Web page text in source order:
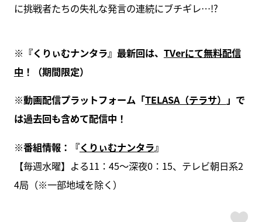
に挑戦者たちの失礼な発言の連続にブチギレ…!?
※ 『くりぃむナンタラ』最新回は、 TVerにて無料配信
中 ！（期間限定）
※動画配信プラットフォーム「TELASA（テラサ） 」で
は過去回も含めて配信中！
※番組情報：『くりぃむナンタラ』
【毎週水曜】よる11：45～深夜0：15、テレビ朝日系2
4局（※一部地域を除く）